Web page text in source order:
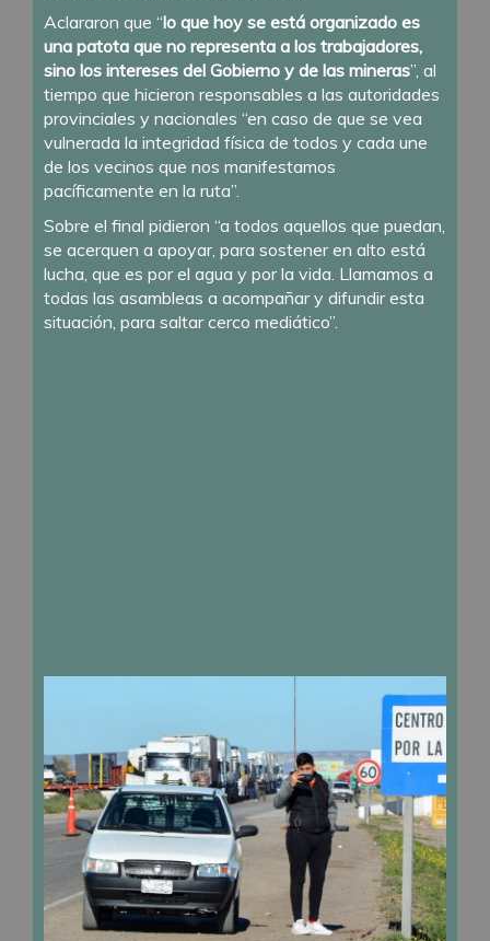
Aclararon que “lo que hoy se está organizado es
una patota que no representa a los trabajadores,
sino los intereses del Gobierno y de las mineras”, al
tiempo que hicieron responsables a las autoridades
provinciales y nacionales “en caso de que se vea
vulnerada la integridad física de todos y cada une
de los vecinos que nos manifestamos
pacíficamente en la ruta”.
Sobre el final pidieron “a todos aquellos que puedan,
se acerquen a apoyar, para sostener en alto está
lucha, que es por el agua y por la vida. Llamamos a
todas las asambleas a acompañar y difundir esta
situación, para saltar cerco mediático”.